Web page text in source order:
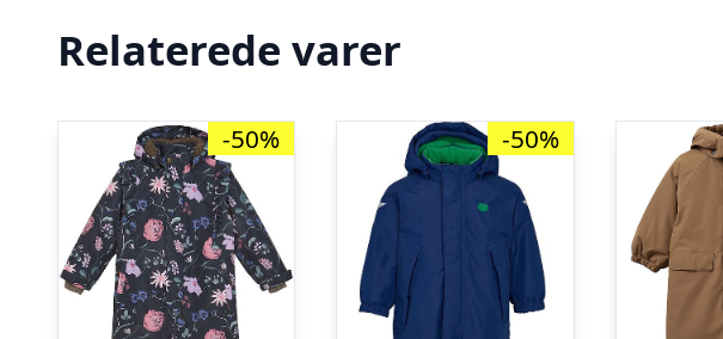
Relaterede varer
-50% -50%